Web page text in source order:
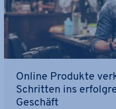
Online Produkte
Schritten ins
Geschäft